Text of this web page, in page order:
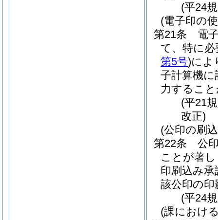
(平24
(電子印の
第21条
電
て、特に
第5号)によ
子計算機
力するこ
(平21
改正)
(公印の刷
第22条
公
ことが著
印刷込み承
該公印の
(平24
(課におけ